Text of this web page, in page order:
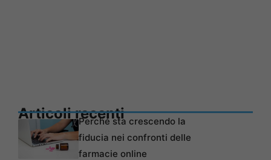
Articoli recentiPerché sta crescendo la
fiducia nei confronti delle
farmacie online